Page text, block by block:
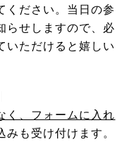
ください。当日の参
らせしますので、必
いただけると嬉しい
く、フォームに入れ
みも受け付けます。